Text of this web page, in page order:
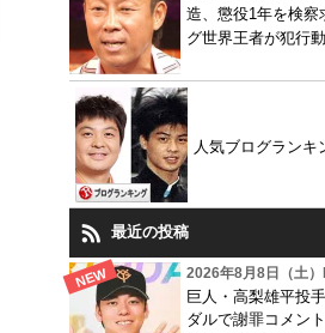
造、懲役1年を検察
グ世界王者が犯行
人気ブログランキ
最近の投稿
2026年8月8日（土
巨人・高梨雄平投
ダルで謝罪コメン